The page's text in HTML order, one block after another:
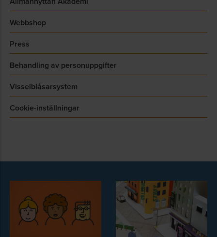
Webbshop
Press
Behandling av personuppgifter
Visselblåsarsystem
Cookie-inställningar